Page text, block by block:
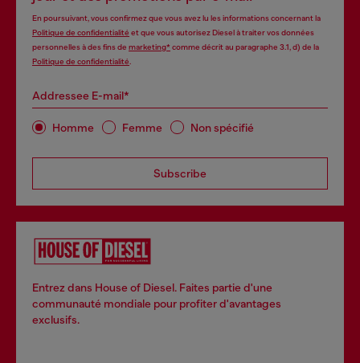
En poursuivant, vous confirmez que vous avez lu les informations concernant la
Politique de confidentialité et que vous autorisez Diesel à traiter vos données
personnelles à des fins de marketing*comme décrit au paragraphe 3.1, d) de la
Politique de confidentialité
Addressee E-mail*
Homme Femme Non spécifié
Subscribe
Entrez dans House of Diesel. Faites partie d'une
communauté mondiale pour profiter d'avantages
exclusifs.